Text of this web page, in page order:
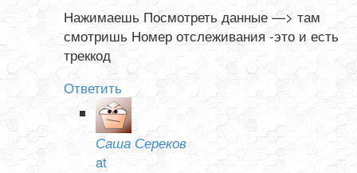
Нажимаешь Посмотреть данные —> там
смотришь Номер отслеживания -это и есть
треккод
Ответить
Саша Сереков
at